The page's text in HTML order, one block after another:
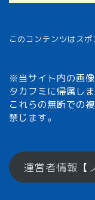
このコンテンツはス
※当サイト内の画
タカフミに帰属しま
これらの無断での
禁じます。
運営者情報【